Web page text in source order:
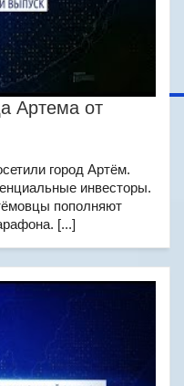
Артема от
город Артём.
инвесторы.
пополняют
[...]